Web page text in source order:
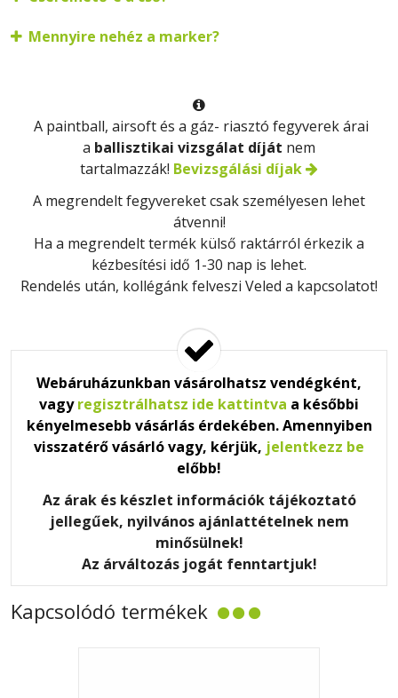
Mennyire nehéz a marker?

A paintball, airsoft és a gáz- riasztó fegyverek árai
a ballisztikai vizsgálat díját nem
tartalmazzák! Bevizsgálási díjak
A megrendelt fegyvereket csakszemélyesen lehet
átvenni!
Ha a megrendelt termék külső raktárról érkezik a
kézbesítési idő 1-30 nap is lehet.
Rendelés után, kollégánk felveszi Veled a kapcsolatot!
Webáruházunkban vásárolhatsz vendégként,
vagyregisztrálhatsz ide kattintva a későbbi
kényelmesebb vásárlás érdekében. Amennyiben
visszatérő vásárló vagy, kérjük, jelentkezz be
előbb!
Az árak és készlet információk tájékoztató
jellegűek, nyilvános ajánlattételnek nem
minősülnek!
Az árváltozás jogát fenntartjuk!
Kapcsolódó termékek